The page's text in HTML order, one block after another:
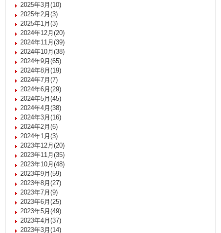
2025年3月(10)
2025年2月(3)
2025年1月(3)
2024年12月(20)
2024年11月(39)
2024年10月(38)
2024年9月(65)
2024年8月(19)
2024年7月(7)
2024年6月(29)
2024年5月(45)
2024年4月(38)
2024年3月(16)
2024年2月(6)
2024年1月(3)
2023年12月(20)
2023年11月(35)
2023年10月(48)
2023年9月(59)
2023年8月(27)
2023年7月(9)
2023年6月(25)
2023年5月(49)
2023年4月(37)
2023年3月(14)